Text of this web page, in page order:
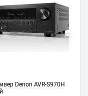
Denon AVR-S970H